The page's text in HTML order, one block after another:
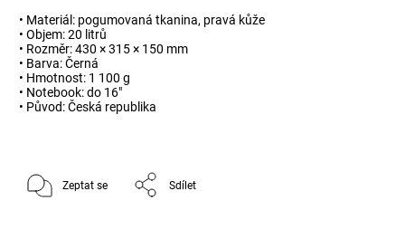
• Materiál: pogumovaná tkanina, pravá kůže
• Objem: 20 litrů
• Rozměr: 430 × 315 × 150 mm
• Barva: Černá
• Hmotnost: 1 100 g
• Notebook: do 16"
• Původ: Česká republika
Zeptat se Sdílet